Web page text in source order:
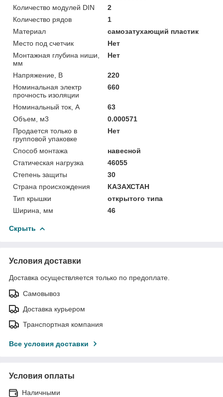
Количество модулей DIN
2
Количество рядов
1
Материал
самозатухающий пластик
Место под счетчик
Нет
Монтажная глубина ниши,
мм
Нет
Напряжение, В
220
Номинальная электр
прочность изоляции
660
Номинальный ток, А
63
Объем, м3
0.000571
Продается только в
групповой упаковке
Нет
Способ монтажа
навесной
Статическая нагрузка
46055
Степень защиты
30
Страна происхождения
КАЗАХСТАН
Тип крышки
открытого типа
Ширина, мм
46
Скрыть
Условия доставки
Доставка осуществляется только по предоплате.
Самовывоз
Доставка курьером
Транспортная компания
Все условия доставки
Условия оплаты
Наличными